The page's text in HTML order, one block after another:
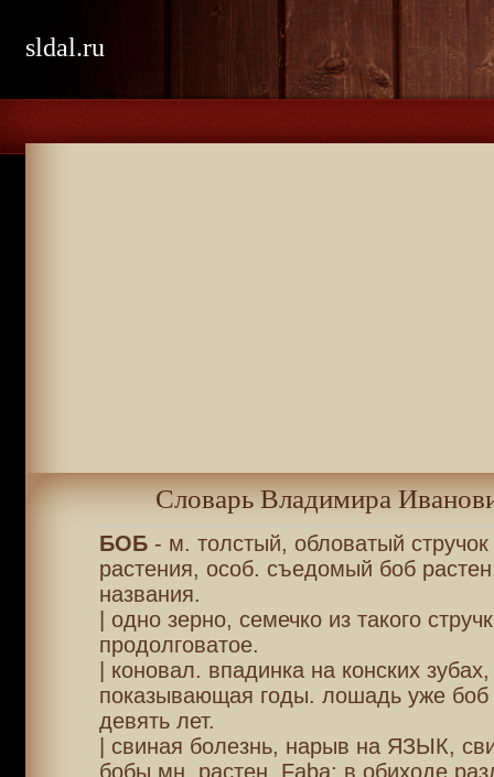
sldal.ru
Словарь Владимира
БОБ- м. толстый, обловатый стручок
растения, особ. съедомый боб
названия.
| одно зерно, семечко из такого
продолговатое.
| коновал. впадинка на конских зубах,
показывающая годы. лошадь уже боб
девять лет.
| свиная болезнь, нарыв на ЯЗЫК,
бобы мн. растен. Faba; в обиходе